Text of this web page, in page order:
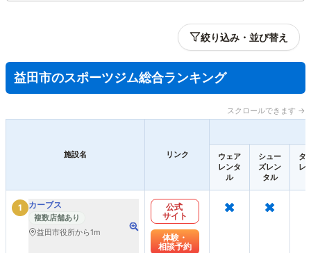
絞り込み・並び替え
益田市のスポーツジム総合ランキング
スクロールできます →
施設名 リンク
ウェア
レンタ
ル
シュー
ズレン
タル
タ
レ
1 カーブス
複数店舗あり
益田市役所から1m
公式
サイト
体験・
相談予約
× ×